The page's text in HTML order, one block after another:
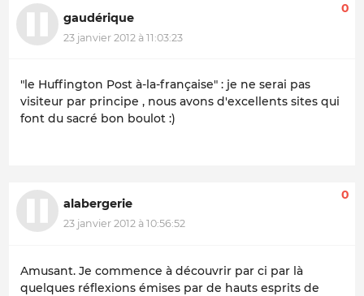
gaudérique
23 janvier 2012 à 11:03:23
0
"le Huffington Post à-la-française" : je ne serai pas
visiteur par principe , nous avons d'excellents sites qui
font du sacré bon boulot :)
alabergerie
23 janvier 2012 à 10:56:52
0
Amusant. Je commence à découvrir par ci par là
quelques réflexions émises par de hauts esprits de